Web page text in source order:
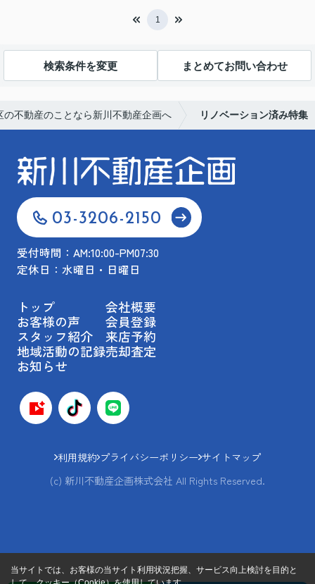
1
検索条件を変更 まとめてお問い合わせ
の不動産のことなら新川不動産企画へ リノベーション済み特集
03-3206-2150
受付時間：AM:10:00-PM07:30
定休日：水曜日・日曜日
トップ
お客様の声
スタッフ紹介
地域活動の記録
お知らせ
会社概要
会員登録
来店予約
売却査定
利用規約 プライバシーポリシー サイトマップ
(c) 新川不動産企画株式会社 All Rights Reserved.
当サイトでは、お客様の当サイト利用状況把握、サービス向上検討を目的と